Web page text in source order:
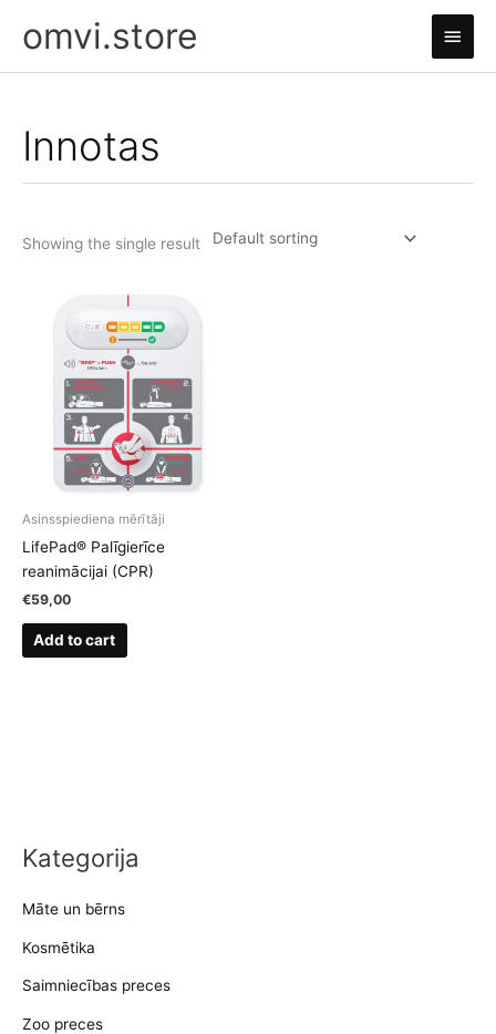
omvi.store
Main
Menu
Kategorija
Māte un bērns
Kosmētika
Saimniecības preces
Zoo preces
Innotas
Showing the single result
Asinsspiediena mērītāji
LifePad® Palīgierīce
reanimācijai (CPR)
€59,00
Add to cart